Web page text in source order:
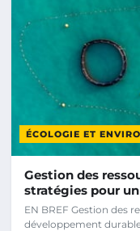
ÉCOLOGIE ET
Gestion des
stratégies pour
EN BREF Gestion des
développement